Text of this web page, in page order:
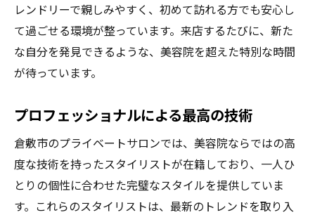
レンドリーで親しみやすく、初めて訪れる方でも安心し
て過ごせる環境が整っています。来店するたびに、新た
な自分を発見できるような、美容院を超えた特別な時間
が待っています。
プロフェッショナルによる最高の技術
倉敷市のプライベートサロンでは、美容院ならではの高
度な技術を持ったスタイリストが在籍しており、一人ひ
とりの個性に合わせた完璧なスタイルを提供していま
す。これらのスタイリストは、最新のトレンドを取り入